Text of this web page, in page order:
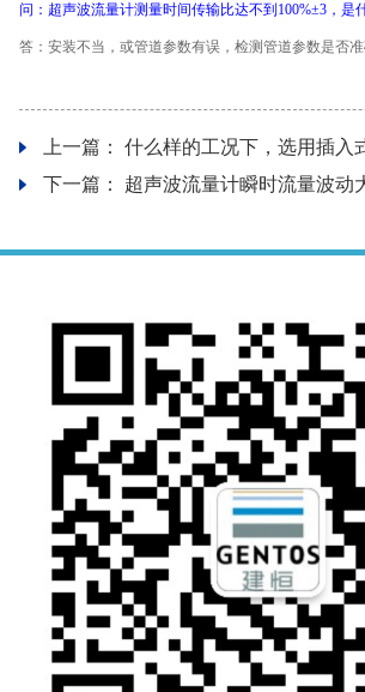
问：超声波流量计测量时间传输比达不到100%±3，是
答：安装不当，或管道参数有误，检测管道参数是否
上一篇： 什么样的工况下，选用插入
下一篇： 超声波流量计瞬时流量波动